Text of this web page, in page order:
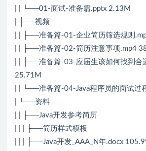
| | └──01-面试-准备篇.pptx 2.13M
| ├──视频
| | ├──准备篇-01-企业简历筛选规则
| | ├──准备篇-02-简历注意事项.mp4
| | ├──准备篇-03-应届生该如何找到合
25.71M
| | └──准备篇-04-Java程序员的面试过
| └──资料
| | ├──Java开发参考简历
| | | ├──简历样式模板
| | | ├──Java开发_AAA_N年.docx